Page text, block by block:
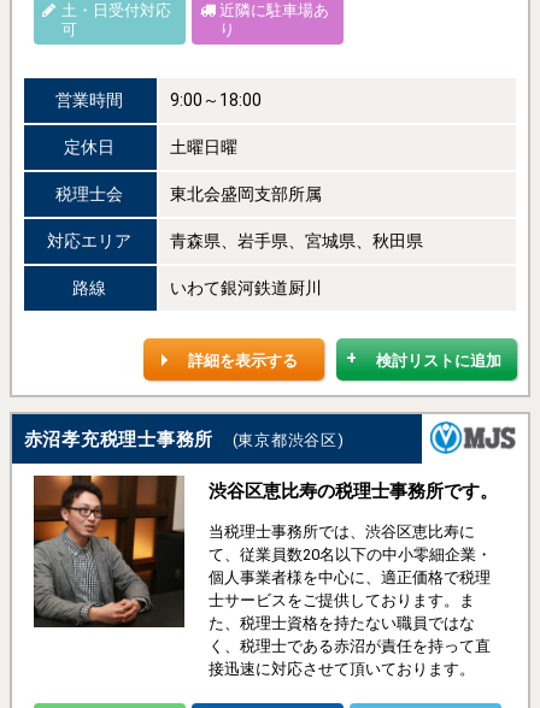
土・日受付対応
可
近隣に駐車場あ
り
営業時間 9:00～18:00
定休日 土曜日曜
税理士会 東北会盛岡支部所属
対応エリア 青森県、岩手県、宮城県、秋田県
路線 いわて銀河鉄道厨川
検討リストに追加
詳細を表示する
赤沼孝充税理士事務所 (東京都渋谷区)
渋谷区恵比寿の税理士事務所です。
当税理士事務所では、渋谷区恵比寿に
て、従業員数20名以下の中小零細企業・
個人事業者様を中心に、適正価格で税理
士サービスをご提供しております。ま
た、税理士資格を持たない職員ではな
く、税理士である赤沼が責任を持って直
接迅速に対応させて頂いております。